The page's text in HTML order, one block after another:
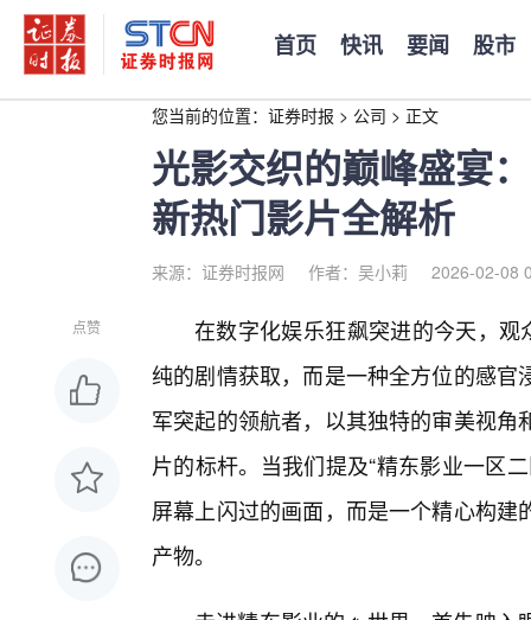
首页 快讯 要闻 股市
您当前的位置： 证券时报 > 公司 > 正文
光影交织的巅峰盛宴
新热门影片全解析
来源：证券时报网 作者：吴小莉 2026-02-08
点赞
在数字化娱乐狂飙突进的今天，观
纯的剧情获取，而是一种全方位的感
军突起的领航者，以其独特的审美视
片的标杆。当我们提及“精东影业一区
屏幕上闪过的画面，而是一个精心构
产物。